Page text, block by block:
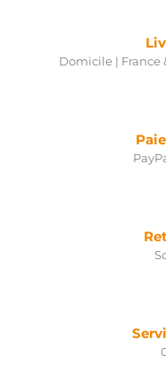
Domicile | France